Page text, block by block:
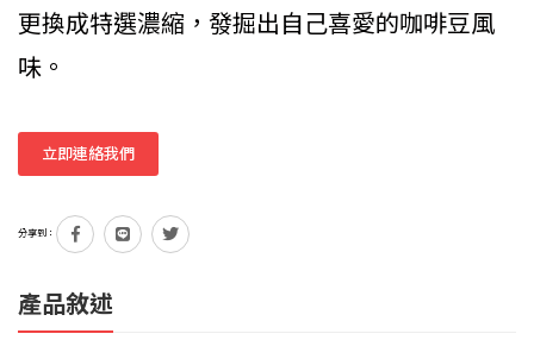
更換成特選濃縮，發掘出自己喜愛的咖啡豆風
味。
立即連絡我們
分享到：
產品敘述